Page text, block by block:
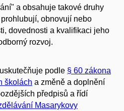
a obsahuje takové druhy
obnovují nebo
dovednosti a kvalifikaci jeho
rozvoj.
podle § 60 zákona
školách a změně a doplnění
předpisů a řídí
Masarykovy